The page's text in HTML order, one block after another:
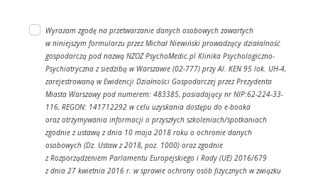
Wyrażam zgodę na przetwarzanie danych osobowych zawartych
w niniejszym formularzu przez Michał Niewiński prowadzący działalność
gospodarczą pod nazwą NZOZ PsychoMedic.pl Klinika Psychologiczno-
Psychiatryczna z siedzibą w Warszawie (02-777) przy Al. KEN 95 lok. UH-4,
zarejestrowaną w Ewidencji Działności Gospodarczej przez Prezydenta
Miasta Warszawy pod numerem: 483385, posiadający nr NIP:62-224-33-
116, REGON: 141712292 w celu uzyskania dostępu do e-booka
oraz otrzymywania informacji o przyszłych szkoleniach/spotkaniach
zgodnie z ustawą z dnia 10 maja 2018 roku o ochronie danych
osobowych (Dz. Ustaw z 2018, poz. 1000) oraz zgodnie
z Rozporządzeniem Parlamentu Europejskiego i Rady (UE) 2016/679
z dnia 27 kwietnia 2016 r. w sprawie ochrony osób fizycznych w związku